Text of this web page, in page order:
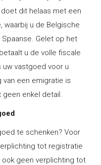
dit helaas met een
waarbij u de Belgische
Gelet op het
u de volle fiscale
uw vastgoed voor u
van een emigratie is
enkel detail.
te schenken? Voor
tot registratie
ook geen verplichting tot